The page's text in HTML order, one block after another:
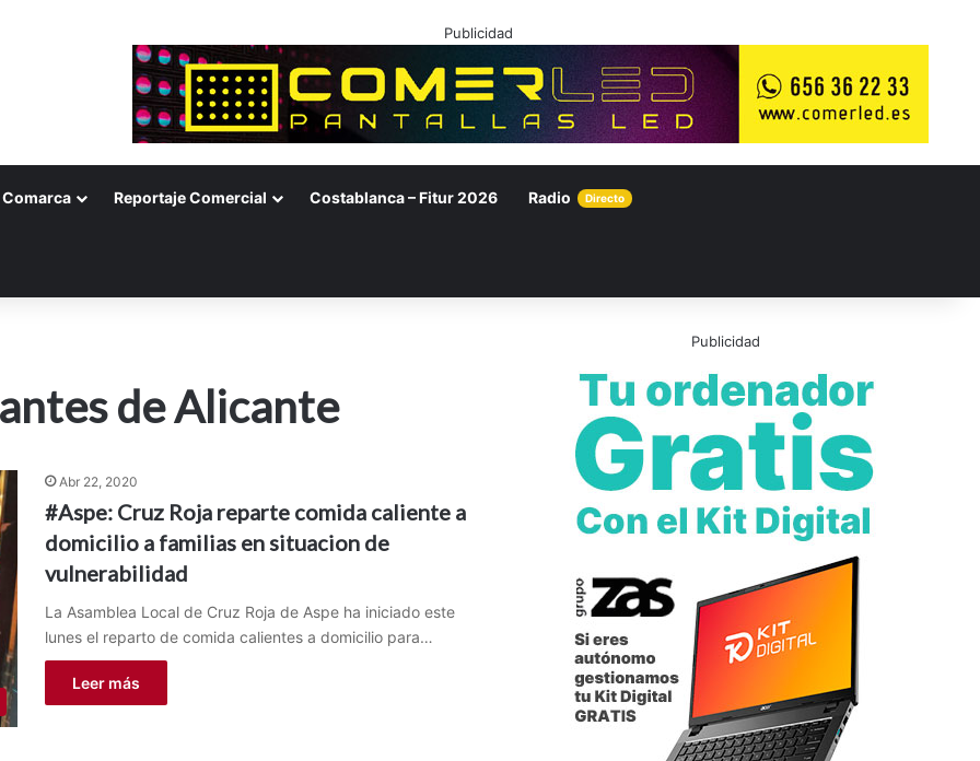
Publicidad
Comarca Reportaje Comercial Costablanca – Fitur 2026 Radio Directo
de Alicante
Abr 22, 2020
#Aspe: Cruz Roja reparte comida caliente a
domicilio a familias en situacion de
vulnerabilidad
La Asamblea Local de Cruz Roja de Aspe ha iniciado este
lunes el reparto de comida calientes a domicilio para…
Leer más
Publicidad